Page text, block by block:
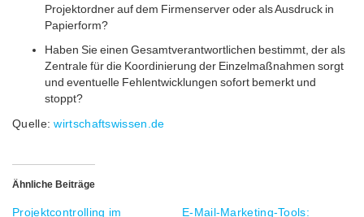
Projektordner auf dem Firmenserver oder als Ausdruck in
Papierform?
Haben Sie einen Gesamtverantwortlichen bestimmt, der als
Zentrale für die Koordinierung der Einzelmaßnahmen sorgt
und eventuelle Fehlentwicklungen sofort bemerkt und
stoppt?
Quelle:wirtschaftswissen.de
Ähnliche Beiträge
Projektcontrolling im
E-Mail-Marketing-Tools: